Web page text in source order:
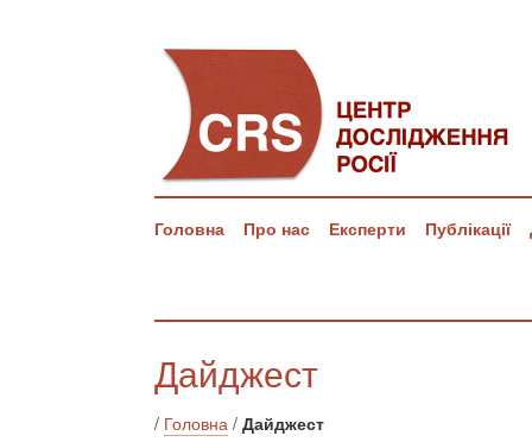
Головна Про нас Експерти Публікації
Дайджест
/ Головна / Дайджест